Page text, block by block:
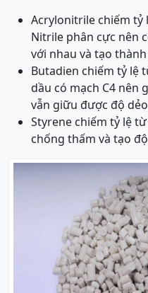
Acrylonitrile chiếm tỷ
Nitrile phân cực nên
với nhau và tạo
Butadien chiếm tỷ lệ
dầu có mạch C4 nên
vẫn giữu được độ
Styrene chiếm tỷ lệ
chống thấm và tạo